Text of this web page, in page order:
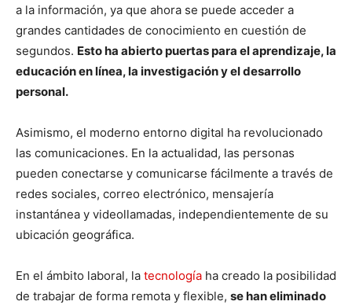
a la información, ya que ahora se puede acceder a
grandes cantidades de conocimiento en cuestión de
segundos. Esto ha abierto puertas para el aprendizaje, la
educación en línea, la investigación y el desarrollo
personal.
Asimismo, el moderno entorno digital ha revolucionado
las comunicaciones. En la actualidad, las personas
pueden conectarse y comunicarse fácilmente a través de
redes sociales, correo electrónico, mensajería
instantánea y videollamadas, independientemente de su
ubicación geográfica.
En el ámbito laboral, la tecnología ha creado la posibilidad
de trabajar de forma remota y flexible, se han eliminado